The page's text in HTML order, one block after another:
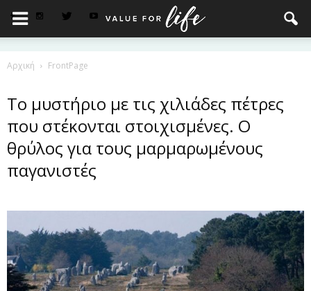
Αρχική FrontPage
Το μυστήριο με τις χιλιάδες πέτρες
που στέκονται στοιχισμένες. Ο
θρύλος για τους μαρμαρωμένους
παγανιστές